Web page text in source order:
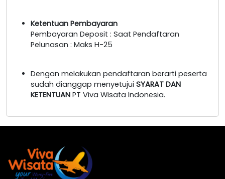
Ketentuan Pembayaran
Pembayaran Deposit : Saat Pendaftaran
Pelunasan : Maks H-25
Dengan melakukan pendaftaran berarti peserta
sudah dianggap menyetujui SYARAT DAN
KETENTUAN PT Viva Wisata Indonesia.